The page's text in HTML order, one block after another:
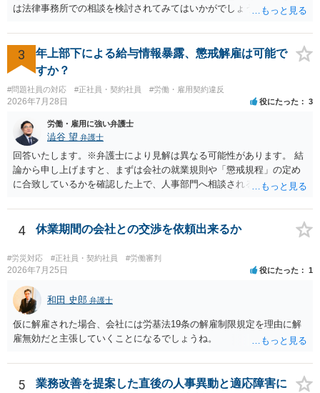
は法律事務所での相談を検討されてみてはいかがでしょうか。 上記、
3
年上部下による給与情報暴露、懲戒解雇は可能で
すか？
#問題社員の対応 #正社員・契約社員 #労働・雇用契約違反
2026年7月28日 役にたった 3
労働・雇用に強い弁護士
澁谷 望 弁護士
回答いたします。※弁護士により見解は異なる可能性があります。 結
論から申し上げますと、まずは会社の就業規則や「懲戒規程」の定め
に合致しているかを確認した上で、人事部門へ相談されることが最優
ものの、重い懲戒処分の対象には十分なり得ます。 名誉や評価の回復
については、会社側に「部下の不正行為による情報漏洩」と正式に認
定させ、誤認した他部署への適切なフォローや周知を求めるのが有効
です。 あるいは、懲戒があったことを社内で周知される手続があるの
ならば、それにより軽微ながら回復はできるかもしれません。 さらに
個人としても、相手に対してプライバシー侵害等に基づく損害賠償
（慰謝料）を請求する選択肢がありえます（ただし、金額は多額にな
らない可能性があります。）。
4 休業期間の会社との交渉を依頼出来るか
#労災対応 #正社員・契約社員 #労働審判
2026年7月25日 役にたった 1
和田 史郎 弁護士
仮に解雇された場合、会社には労基法19条の解雇制限規定を理由に解
雇無効だと主張していくことになるでしょうね。
5
業務改善を提案した直後の人事異動と適応障害に